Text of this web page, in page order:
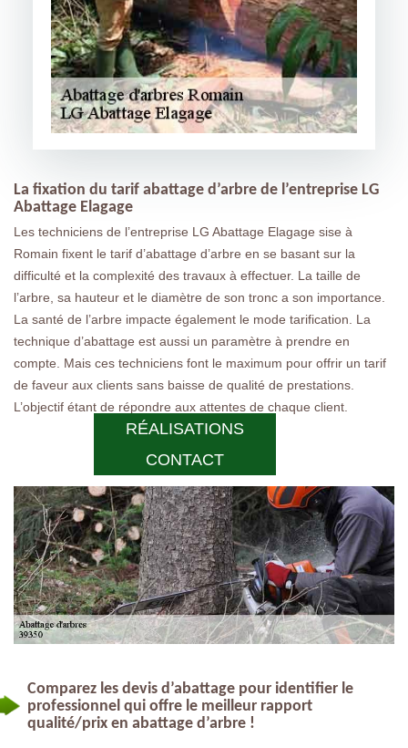
RÉALISATIONS
CONTACT
La fixation du tarif abattage d’arbre de l’entreprise LG
Abattage Elagage
Les techniciens de l’entreprise LG Abattage Elagage sise à
Romain fixent le tarif d’abattage d’arbre en se basant sur la
difficulté et la complexité des travaux à effectuer. La taille de
l’arbre, sa hauteur et le diamètre de son tronc a son importance.
La santé de l’arbre impacte également le mode tarification. La
technique d’abattage est aussi un paramètre à prendre en
compte. Mais ces techniciens font le maximum pour offrir un tarif
de faveur aux clients sans baisse de qualité de prestations.
L’objectif étant de répondre aux attentes de chaque client.
Comparez les devis d’abattage pour identifier le
professionnel qui offre le meilleur rapport
qualité/prix en abattage d’arbre !